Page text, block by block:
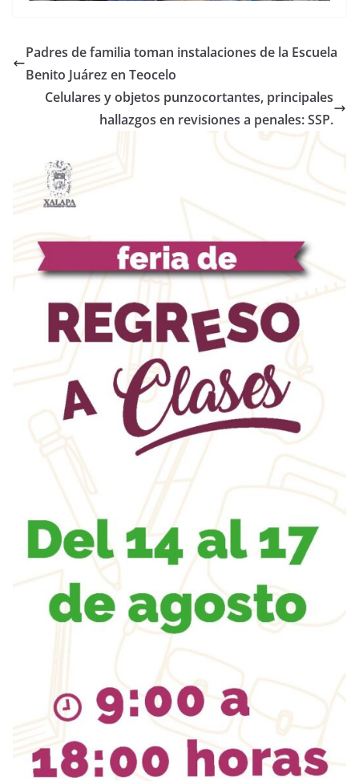
Padres de familia toman instalaciones de la Escuela
Benito Juárez en Teocelo
Celulares y objetos punzocortantes, principales
hallazgos en revisiones a penales: SSP.